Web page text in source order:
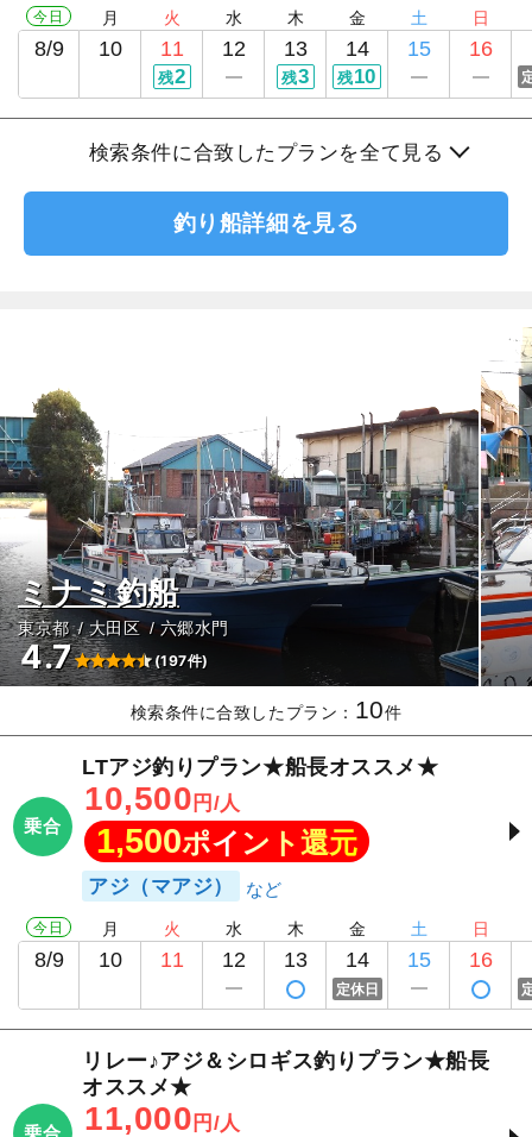
今日
8/9
月
10
火
11
残2
水
12
木
13
残3
金
14
残10
土
15
日
16
検索条件に合致したプランを全て見る
釣り船詳細を見る
ミナミ釣船
東京都 大田区 六郷水門
4.7 (197件)
検索条件に合致したプラン： 10件
乗合
LTアジ釣りプラン★船長オススメ★
10,500 円/人
1,500ポイント還元
アジ（マアジ）
今日
8/9
月
10
火
11
水
12
木
13
金
14
定休日
土
15
日
16
リレー♪アジ＆シロギス釣りプラン★船長
オススメ★
11,000 円/人